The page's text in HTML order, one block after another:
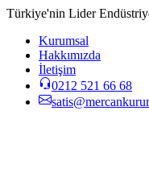
Türkiye'nin Lider
Kurumsal
Hakkımızda
İletişim
0212 521 66 68